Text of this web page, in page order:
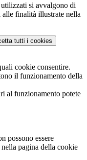
si avvalgono di
finalità illustrate nella
tutti i cookies
cookie consentire.
il funzionamento della
al funzionamento potete
possono essere
pagina della cookie